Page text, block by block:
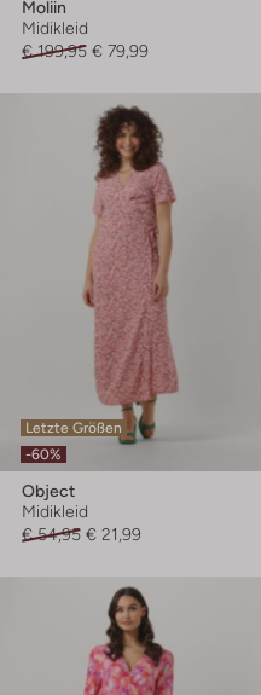
Moliin
Midikleid
€ 199,95 € 79,99
Letzte Größen
-60%
Object
Midikleid
€ 54,95 € 21,99